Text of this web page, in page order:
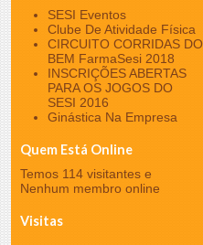
SESI Eventos
Clube De Atividade Física
CIRCUITO CORRIDAS DO
BEM FarmaSesi 2018
INSCRIÇÕES ABERTAS
PARA OS JOGOS DO
SESI 2016
Ginástica Na Empresa
Quem Está Online
Temos 114 visitantes e
Nenhum membro online
Visitas